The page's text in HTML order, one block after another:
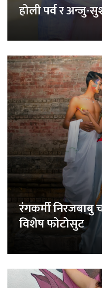
होली पर्व र अन्जु-
रंगकर्मी निरजबाबु
विशेष फोटोसुट